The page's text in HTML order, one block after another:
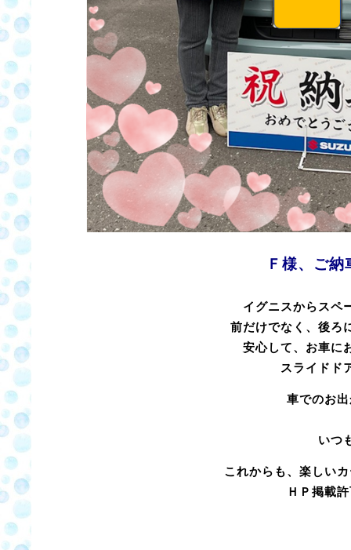
Ｆ様、ご
イグニスからスペ
前だけでなく、後ろ
安心して、お車に
スライドド
車でのお
いつ
これからも、楽しい
ＨＰ掲載